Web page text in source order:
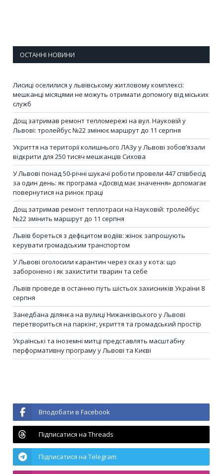
ОСТАННІ НОВИНИ
Лисиці оселилися у львівському житловому комплексі:
мешканці місяцями не можуть отримати допомогу від міських
служб
Дощ затримав ремонт тепломережі на вул. Науковій у
Львові: тролейбус №22 змінює маршрут до 11 серпня
Укриття на території колишнього ЛАЗу у Львові зобов’язали
відкрити для 250 тисяч мешканців Сихова
У Львові понад 50-річні шукачі роботи провели 447 співбесід
за один день: як програма «Досвід має значення» допомагає
повернутися на ринок праці
Дощ затримав ремонт теплотраси на Науковій: тролейбус
№22 змінить маршрут до 11 серпня
Львів бореться з дефіцитом водіїв: жінок запрошують
керувати громадським транспортом
У Львові оголосили карантин через сказ у кота: що
заборонено і як захистити тварин та себе
Львів проведе в останню путь шістьох захисників України 8
серпня
Занедбана ділянка на вулиці Нижанківського у Львові
перетвориться на паркінг, укриття та громадський простір
Українські та іноземні митці представлять масштабну
перформативну програму у Львові та Києві
Вподобати в Facebook
Підписатися на Threads
Підписатися на Telegram